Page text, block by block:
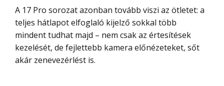
A 17 Pro sorozat azonban tovább viszi az ötletet: a
teljes hátlapot elfoglaló kijelző sokkal több
mindent tudhat majd – nem csak az értesítések
kezelését, de fejlettebb kamera előnézeteket, sőt
akár zenevezérlést is.